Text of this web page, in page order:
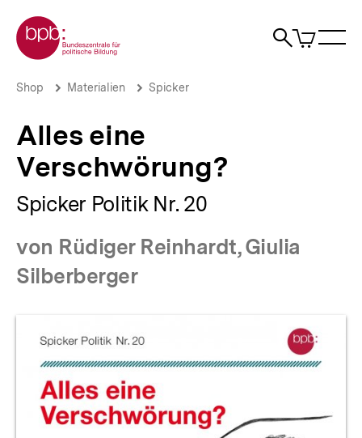
zum
Seiteninhalt
springen
Zur Startseite der bpb
Suche
Artikel
im
Alles
bpb.de
Brotkrümelnavigation
Pfadnavigation
Shop Materialien Spicker
Alles eine
Verschwörung?
Spicker Politik Nr. 20
von Rüdiger Reinhardt, Giulia
Silberberger
Produktvorschau